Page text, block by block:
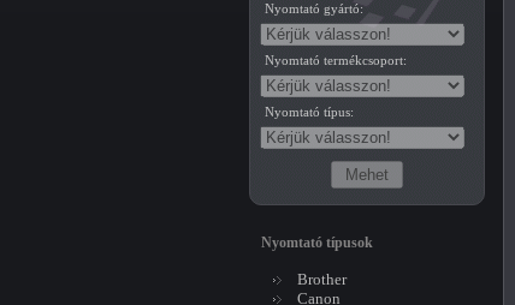
Nyomtató gyártó:
Nyomtató termékcsoport:
Nyomtató típus:
Nyomtató típusok
Brother
Canon